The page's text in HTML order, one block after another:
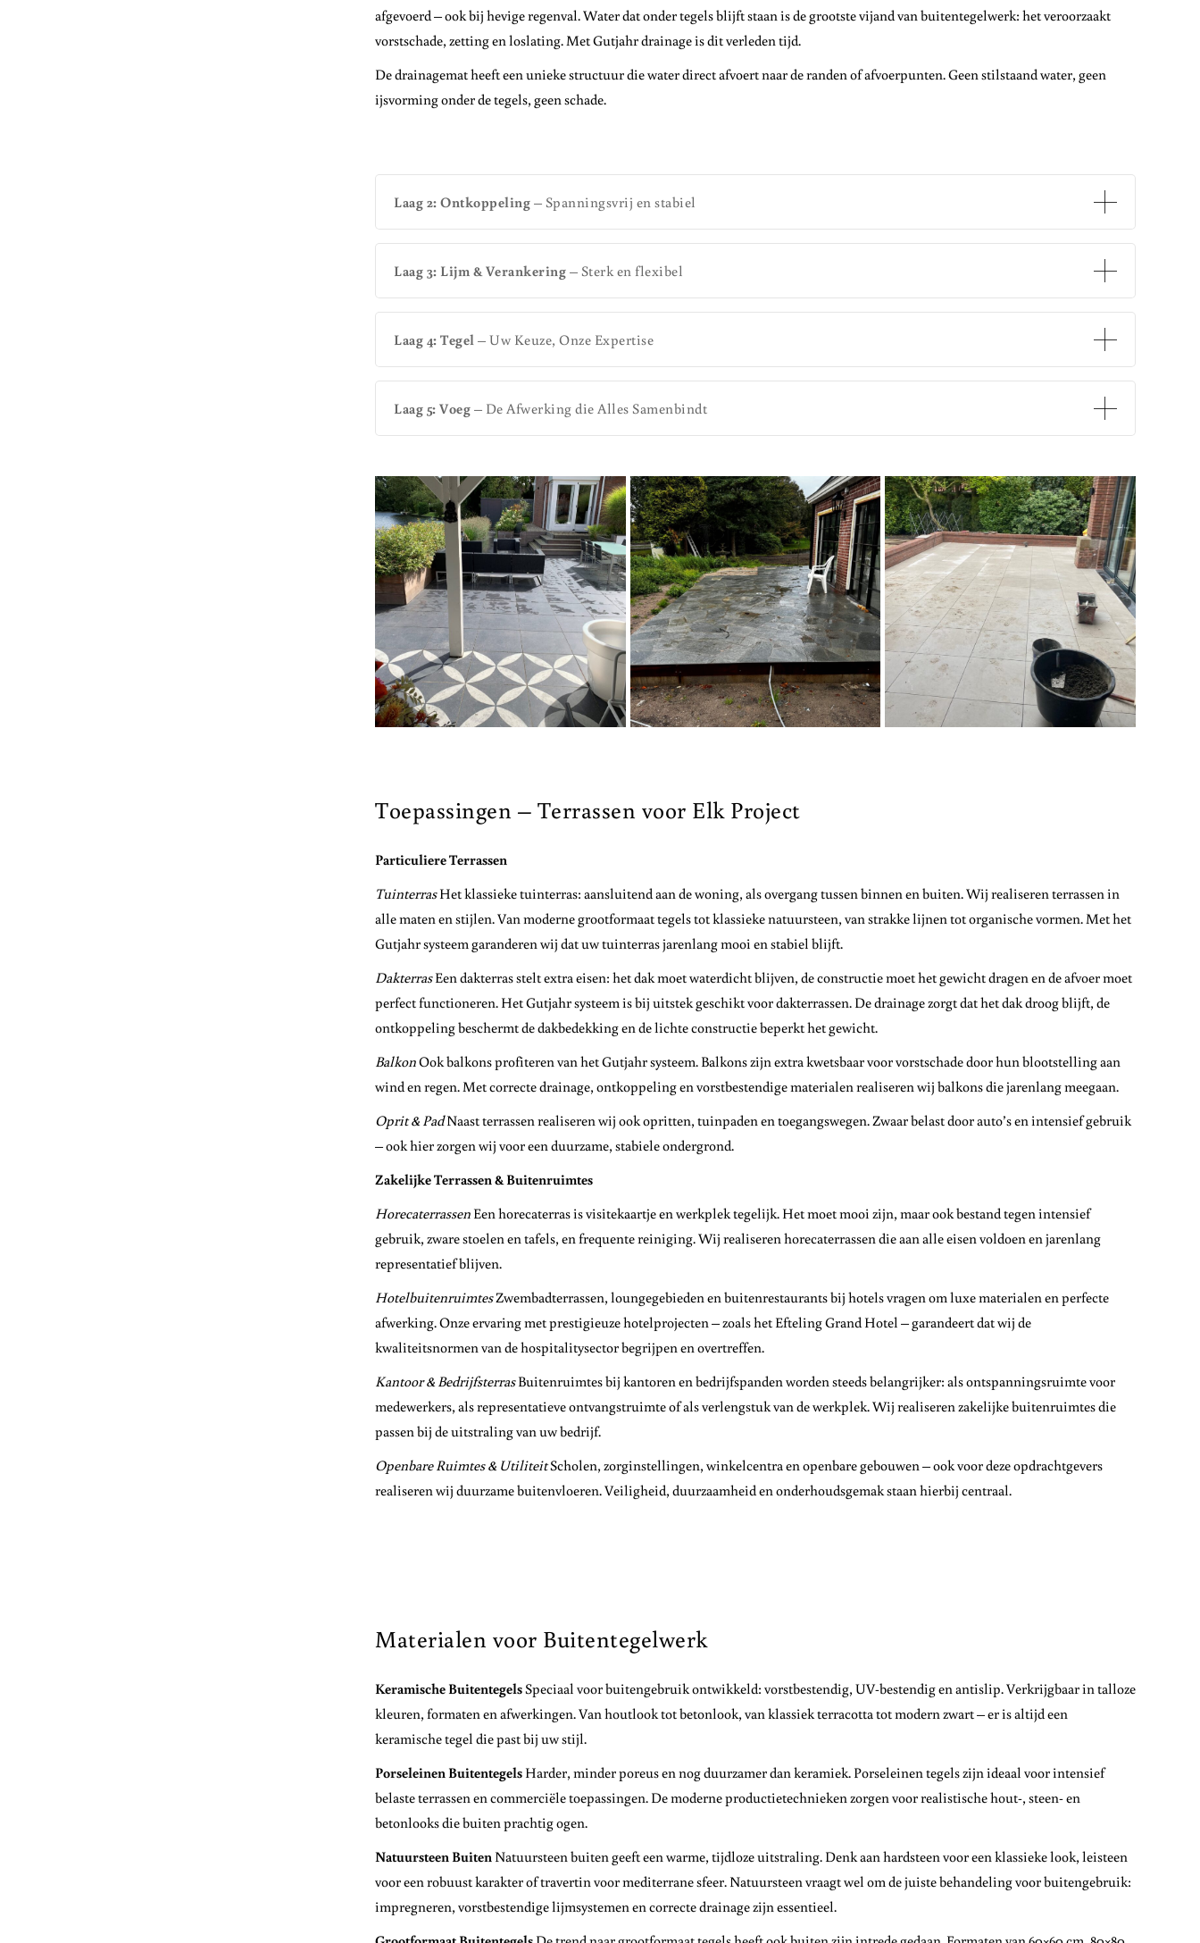
afgevoerd – ook bij hevige regenval. Water dat onder tegels blijft staan is de grootste vijand van buitentegelwerk: het veroorzaakt
vorstschade, zetting en loslating. Met Gutjahr drainage is dit verleden tijd.
De drainagemat heeft een unieke structuur die water direct afvoert naar de randen of afvoerpunten. Geen stilstaand water, geen
ijsvorming onder de tegels, geen schade.
Laag 2: Ontkoppeling – Spanningsvrij en stabiel
Laag 3: Lijm & Verankering – Sterk en flexibel
Laag 4: Tegel – Uw Keuze, Onze Expertise
Laag 5: Voeg – De Afwerking die Alles Samenbindt
Toepassingen – Terrassen voor Elk Project
Particuliere Terrassen
TuinterrasHet klassieke tuinterras: aansluitend aan de woning, als overgang tussen binnen en buiten. Wij realiseren terrassen in
alle maten en stijlen. Van moderne grootformaat tegels tot klassieke natuursteen, van strakke lijnen tot organische vormen. Met het
Gutjahr systeem garanderen wij dat uw tuinterras jarenlang mooi en stabiel blijft.
DakterrasEen dakterras stelt extra eisen: het dak moet waterdicht blijven, de constructie moet het gewicht dragen en de afvoer moet
perfect functioneren. Het Gutjahr systeem is bij uitstek geschikt voor dakterrassen. De drainage zorgt dat het dak droog blijft, de
ontkoppeling beschermt de dakbedekking en de lichte constructie beperkt het gewicht.
BalkonOok balkons profiteren van het Gutjahr systeem. Balkons zijn extra kwetsbaar voor vorstschade door hun blootstelling aan
wind en regen. Met correcte drainage, ontkoppeling en vorstbestendige materialen realiseren wij balkons die jarenlang meegaan.
Oprit & PadNaast terrassen realiseren wij ook opritten, tuinpaden en toegangswegen. Zwaar belast door auto’s en intensief gebruik
– ook hier zorgen wij voor een duurzame, stabiele ondergrond.
Zakelijke Terrassen & Buitenruimtes
Horecaterrassen Een horecaterras is visitekaartje en werkplek tegelijk. Het moet mooi zijn, maar ook bestand tegen intensief
gebruik, zware stoelen en tafels, en frequente reiniging. Wij realiseren horecaterrassen die aan alle eisen voldoen en jarenlang
representatief blijven.
HotelbuitenruimtesZwembadterrassen, loungegebieden en buitenrestaurants bij hotels vragen om luxe materialen en perfecte
afwerking. Onze ervaring met prestigieuze hotelprojecten – zoals het Efteling Grand Hotel – garandeert dat wij de
kwaliteitsnormen van de hospitalitysector begrijpen en overtreffen.
Kantoor & BedrijfsterrasBuitenruimtes bij kantoren en bedrijfspanden worden steeds belangrijker: als ontspanningsruimte voor
medewerkers, als representatieve ontvangstruimte of als verlengstuk van de werkplek. Wij realiseren zakelijke buitenruimtes die
passen bij de uitstraling van uw bedrijf.
Openbare Ruimtes & UtiliteitScholen, zorginstellingen, winkelcentra en openbare gebouwen – ook voor deze opdrachtgevers
realiseren wij duurzame buitenvloeren. Veiligheid, duurzaamheid en onderhoudsgemak staan hierbij centraal.
Materialen voor Buitentegelwerk
Keramische BuitentegelsSpeciaal voor buitengebruik ontwikkeld: vorstbestendig, UV-bestendig en antislip. Verkrijgbaar in talloze
kleuren, formaten en afwerkingen. Van houtlook tot betonlook, van klassiek terracotta tot modern zwart – er is altijd een
keramische tegel die past bij uw stijl.
Porseleinen Buitentegels Harder, minder poreus en nog duurzamer dan keramiek. Porseleinen tegels zijn ideaal voor intensief
belaste terrassen en commerciële toepassingen. De moderne productietechnieken zorgen voor realistische hout-, steen- en
betonlooks die buiten prachtig ogen.
Natuursteen Buiten Natuursteen buiten geeft een warme, tijdloze uitstraling. Denk aan hardsteen voor een klassieke look, leisteen
voor een robuust karakter of travertin voor mediterrane sfeer. Natuursteen vraagt wel om de juiste behandeling voor buitengebruik:
impregneren, vorstbestendige lijmsystemen en correcte drainage zijn essentieel.